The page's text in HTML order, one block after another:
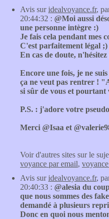
Avis suridealvoyance.fr,
20:44:32 : @Moi aussi
une personne intègre :)
Je fais cela pendant mes
C'est parfaitement légal ;)
En cas de doute,
Encore une fois, je ne
ça ne veut pas rentrer !
si sûr de vous et pourtant
P.S. : j'adore votre
Merci @Isaa et
Voir d'autres sites sur le
voyance par email,
Avis suridealvoyance.fr,
20:40:33 : @alesia du
que nous sommes des
demandé à plusieurs
Donc en quoi nous